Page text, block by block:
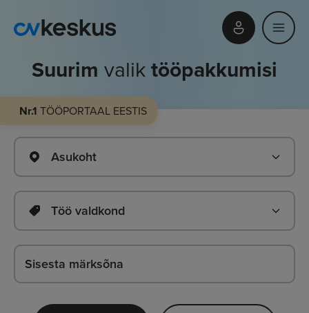
Suurim valiktööpakkumisi
Nr.1 TÖÖPORTAAL EESTIS
Asukoht
Töö valdkond